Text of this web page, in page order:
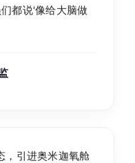
都说‘像给大脑做
，引进奥米迦氧舱